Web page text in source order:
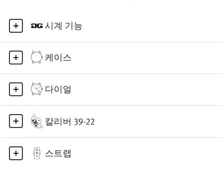
시계 기능
케이스
다이얼
칼리버 39-22
스트랩